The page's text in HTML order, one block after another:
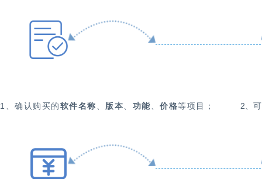
1、确认购买的软件名称 版本 功能 价格等项目； 2、